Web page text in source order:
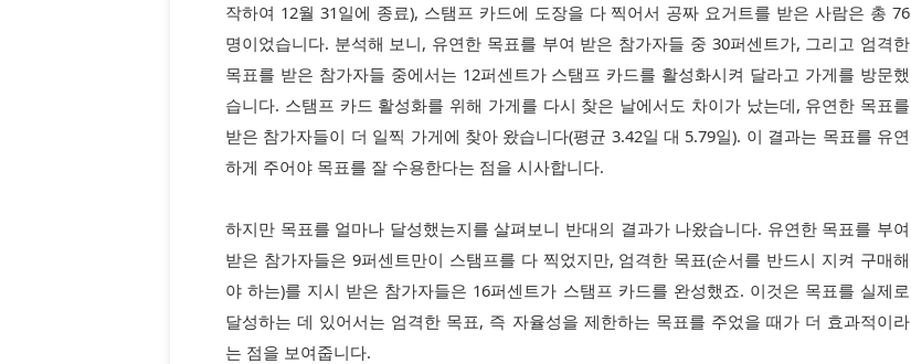
작하여 12월 31일에 종료), 스탬프 카드에 도장을 다 찍어서 공짜 요거트를 받은 사람은 총 76
명이었습니다. 분석해 보니, 유연한 목표를 부여 받은 참가자들 중 30퍼센트가, 그리고 엄격한
목표를 받은 참가자들 중에서는 12퍼센트가 스탬프 카드를 활성화시켜 달라고 가게를 방문했
습니다. 스탬프 카드 활성화를 위해 가게를 다시 찾은 날에서도 차이가 났는데, 유연한 목표를
받은 참가자들이 더 일찍 가게에 찾아 왔습니다(평균 3.42일 대 5.79일). 이 결과는 목표를 유연
하게 주어야 목표를 잘 수용한다는 점을 시사합니다.
하지만 목표를 얼마나 달성했는지를 살펴보니 반대의 결과가 나왔습니다. 유연한 목표를 부여
받은 참가자들은 9퍼센트만이 스탬프를 다 찍었지만, 엄격한 목표(순서를 반드시 지켜 구매해
야 하는)를 지시 받은 참가자들은 16퍼센트가 스탬프 카드를 완성했죠. 이것은 목표를 실제로
달성하는 데 있어서는 엄격한 목표, 즉 자율성을 제한하는 목표를 주었을 때가 더 효과적이라
는 점을 보여줍니다.